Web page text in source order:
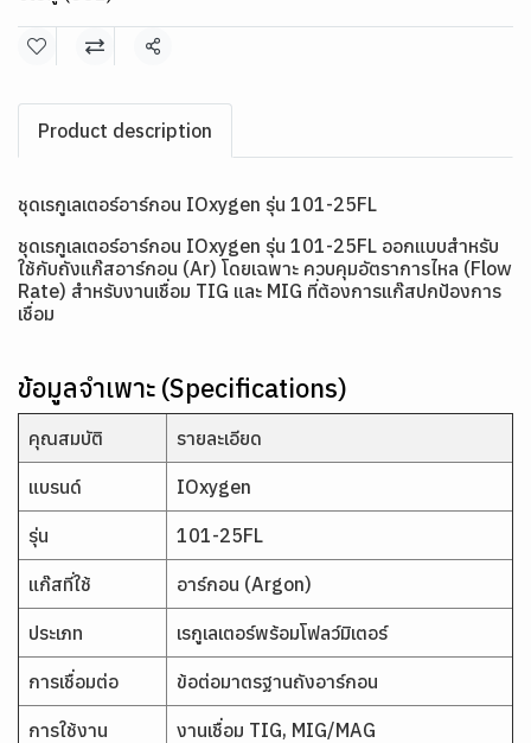
แชร์
Product description
ชุดเรกูเลเตอร์อาร์กอน IOxygen รุ่น 101-25FL
ชุดเรกูเลเตอร์อาร์กอน IOxygen รุ่น 101-25FL ออกแบบสำหรับ
ใช้กับถังแก๊สอาร์กอน (Ar) โดยเฉพาะ ควบคุมอัตราการไหล (Flow
Rate) สำหรับงานเชื่อม TIG และ MIG ที่ต้องการแก๊สปกป้องการ
เชื่อม
ข้อมูลจำเพาะ (Specifications)
คุณสมบัติ รายละเอียด
แบรนด์ IOxygen
รุ่น 101-25FL
แก๊สที่ใช้ อาร์กอน (Argon)
ประเภท เรกูเลเตอร์พร้อมโฟลว์มิเตอร์
การเชื่อมต่อ ข้อต่อมาตรฐานถังอาร์กอน
การใช้งาน งานเชื่อม TIG, MIG/MAG